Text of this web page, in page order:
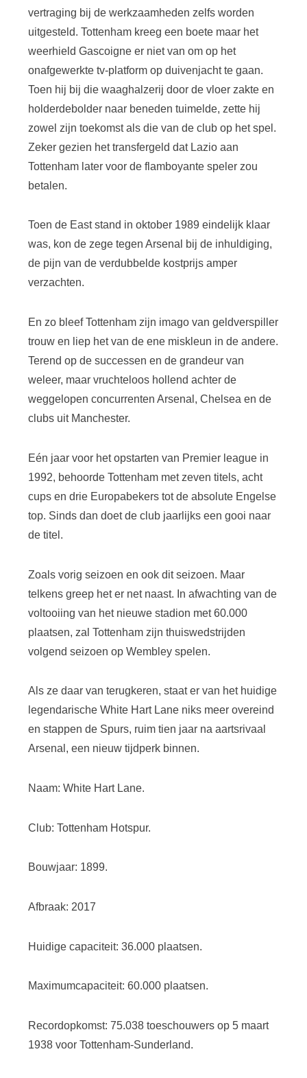
vertraging bij de werkzaamheden zelfs worden
uitgesteld. Tottenham kreeg een boete maar het
weerhield Gascoigne er niet van om op het
onafgewerkte tv-platform op duivenjacht te gaan.
Toen hij bij die waaghalzerij door de vloer zakte en
holderdebolder naar beneden tuimelde, zette hij
zowel zijn toekomst als die van de club op het spel.
Zeker gezien het transfergeld dat Lazio aan
Tottenham later voor de flamboyante speler zou
betalen.
Toen de East stand in oktober 1989 eindelijk klaar
was, kon de zege tegen Arsenal bij de inhuldiging,
de pijn van de verdubbelde kostprijs amper
verzachten.
En zo bleef Tottenham zijn imago van geldverspiller
trouw en liep het van de ene miskleun in de andere.
Terend op de successen en de grandeur van
weleer, maar vruchteloos hollend achter de
weggelopen concurrenten Arsenal, Chelsea en de
clubs uit Manchester.
Eén jaar voor het opstarten van Premier league in
1992, behoorde Tottenham met zeven titels, acht
cups en drie Europabekers tot de absolute Engelse
top. Sinds dan doet de club jaarlijks een gooi naar
de titel.
Zoals vorig seizoen en ook dit seizoen. Maar
telkens greep het er net naast. In afwachting van de
voltooiing van het nieuwe stadion met 60.000
plaatsen, zal Tottenham zijn thuiswedstrijden
volgend seizoen op Wembley spelen.
Als ze daar van terugkeren, staat er van het huidige
legendarische White Hart Lane niks meer overeind
en stappen de Spurs, ruim tien jaar na aartsrivaal
Arsenal, een nieuw tijdperk binnen.
Naam: White Hart Lane.
Club: Tottenham Hotspur.
Bouwjaar: 1899.
Afbraak: 2017
Huidige capaciteit: 36.000 plaatsen.
Maximumcapaciteit: 60.000 plaatsen.
Recordopkomst: 75.038 toeschouwers op 5 maart
1938 voor Tottenham-Sunderland.